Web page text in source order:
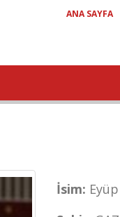
ANA SAYFA
İsim: